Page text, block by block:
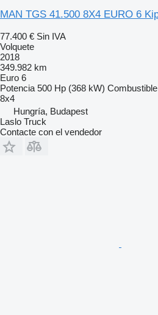
MAN TGS 41.500 8X4 EURO 6
77.400 € Sin IVA
Volquete
2018
349.982 km
Euro 6
Potencia 500 Hp (368 kW) Combustible
8x4
Hungría, Budapest
Laslo Truck
Contacte con el vendedor